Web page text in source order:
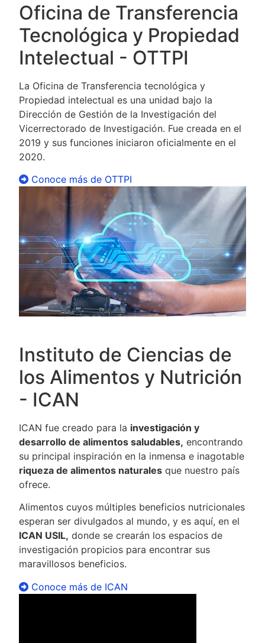
Oficina de Transferencia
Tecnológica y Propiedad
Intelectual - OTTPI
La Oficina de Transferencia tecnológica y
Propiedad intelectual es una unidad bajo la
Dirección de Gestión de la Investigación del
Vicerrectorado de Investigación. Fue creada en el
2019 y sus funciones iniciaron oficialmente en el
2020.
Conoce más de OTTPI
Instituto de Ciencias de
los Alimentos y Nutrición
- ICAN
ICAN fue creado para la investigación y
desarrollo de alimentos saludables, encontrando
su principal inspiración en la inmensa e inagotable
riqueza de alimentos naturales que nuestro país
ofrece.
Alimentos cuyos múltiples beneficios nutricionales
esperan ser divulgados al mundo, y es aquí, en el
ICAN USIL, donde se crearán los espacios de
investigación propicios para encontrar sus
maravillosos beneficios.
Conoce más de ICAN